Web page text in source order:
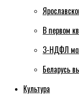
В первом
3-НДФЛ
Беларусь
Культура